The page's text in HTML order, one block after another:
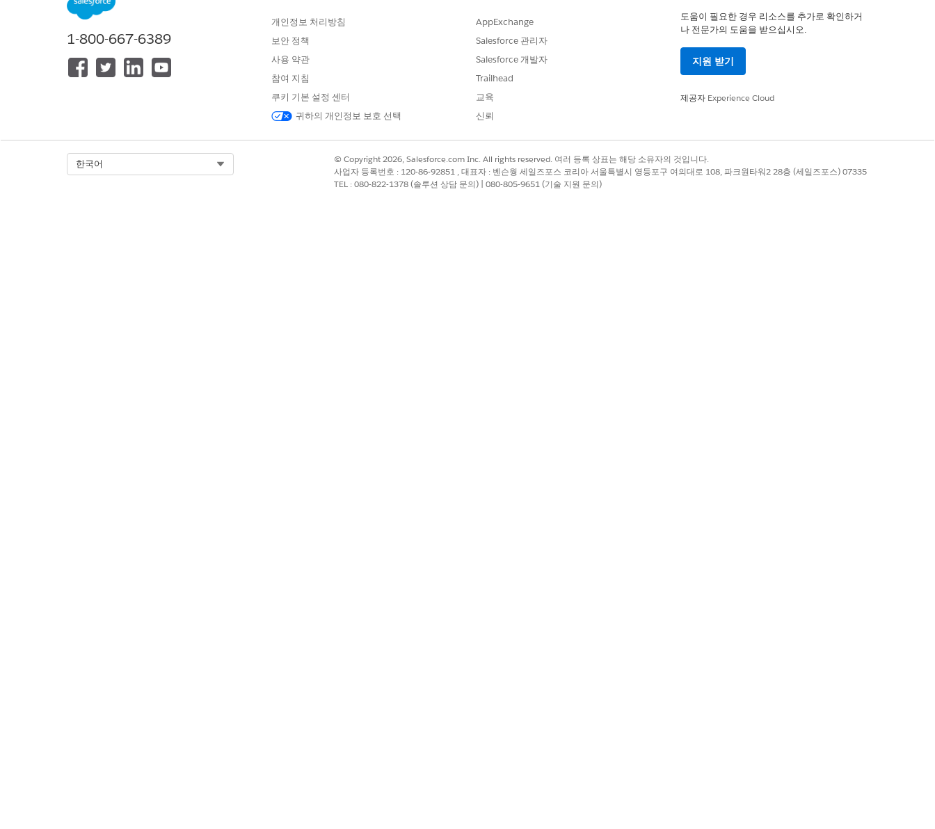
Omnistudio 구성 요소를 사용합니다.
차량 도어 잠금 및 잠금 해제 원격 작업 설정
차량 도어 잠금 및 잠금 해제를 위한 원격 작업을 구성합니다. 서비스 에이전트가 차량 레코드 페이지에서 원격 작업을 수행할 수 있도록
Omnistudio 구성 요소를 수정하고, 통합 정의를 설정하고, 서비스 프로세스 정의를 만들고, 작업 배포를 만듭니다.
이 기사를 통해 문제를 해결했습니까?
개선을 위한 의견을 보내주세요.
1-800-667-6389
개인정보 처리방침
보안 정책
사용 약관
참여 지침
쿠키 기본 설정 센터
귀하의 개인정보 보호 선택
AppExchange
Salesforce 관리자
Salesforce 개발자
Trailhead
교육
신뢰
도움이 필요한 경우 리소스를 추가로 확인하거
나 전문가의 도움을 받으십시오.
지원 받기
제공자 Experience Cloud
한국어
© Copyright 2026, Salesforce.com Inc. All rights reserved. 여러 등록 상표는 해당 소유자의 것입니다.
사업자 등록번호 : 120-86-92851 , 대표자 : 벤슨웡 세일즈포스 코리아 서울특별시 영등포구 여의대로 108, 파크원타워2 28층 (세일즈포스) 07335
TEL : 080-822-1378 (솔루션 상담 문의) | 080-805-9651 (기술 지원 문의)